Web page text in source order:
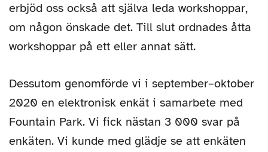
erbjöd oss också att själva leda workshoppar,
om någon önskade det. Till slut ordnades åtta
workshoppar på ett eller annat sätt.
Dessutom genomförde vi i september–oktober
2020 en elektronisk enkät i samarbete med
Fountain Park. Vi fick nästan 3 000 svar på
enkäten. Vi kunde med glädje se att enkäten